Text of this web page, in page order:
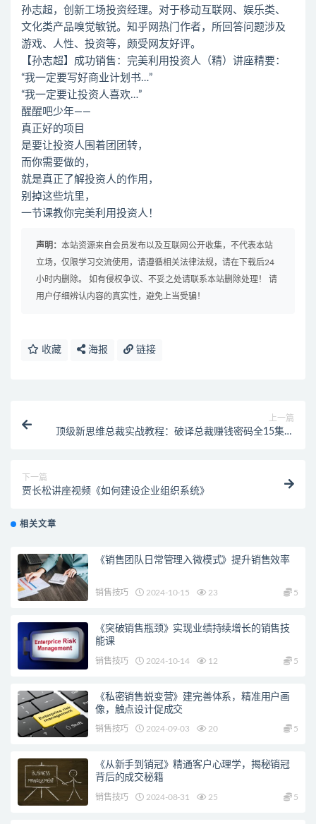
孙志超，创新工场投资经理。对于移动互联网、娱乐类、
文化类产品嗅觉敏锐。知乎网热门作者，所回答问题涉及
游戏、人性、投资等，颇受网友好评。
【孙志超】成功销售：完美利用投资人（精）讲座精要：
“我一定要写好商业计划书…”
“我一定要让投资人喜欢…”
醒醒吧少年——
真正好的项目
是要让投资人围着团团转，
而你需要做的，
就是真正了解投资人的作用，
别掉这些坑里，
一节课教你完美利用投资人！
声明： 本站资源来自会员发布以及互联网公开收集，不代表本站
立场，仅限学习交流使用，请遵循相关法律法规，请在下载后24
小时内删除。 如有侵权争议、不妥之处请联系本站删除处理！ 请
用户仔细辨认内容的真实性，避免上当受骗！
收藏 海报 链接
上一篇
顶级新思维总裁实战教程：破译总裁赚钱密码全15集价
下一篇
贾长松讲座视频《如何建设企业组织系统》
相关文章
《销售团队日常管理入微模式》提升销售效率
销售技巧 2024-10-15 23 5
《突破销售瓶颈》实现业绩持续增长的销售技
能课
销售技巧 2024-10-14 12 5
《私密销售蜕变营》建完善体系，精准用户画
像，触点设计促成交
销售技巧 2024-09-03 20 5
《从新手到销冠》精通客户心理学，揭秘销冠
背后的成交秘籍
销售技巧 2024-08-31 25 5